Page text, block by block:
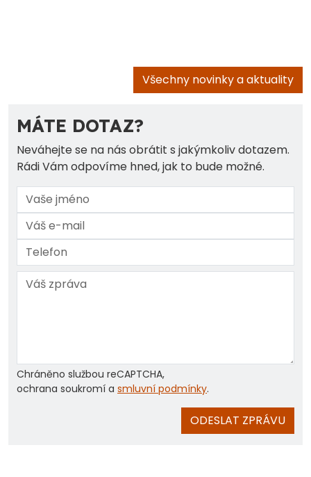
Všechny novinky a aktuality
MÁTE DOTAZ?
Neváhejte se na nás obrátit s jakýmkoliv dotazem.
Rádi Vám odpovíme hned, jak to bude možné.
Chráněno službou reCAPTCHA,
ochrana soukromí a smluvní podmínky.
ODESLAT ZPRÁVU